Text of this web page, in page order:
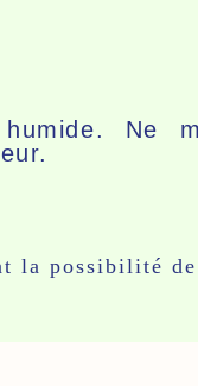
Ne
la possibilité